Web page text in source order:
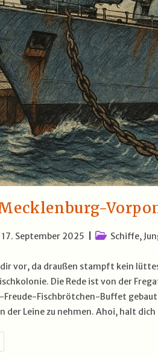
17. September 2025
Beitrags-
Schiffe,
vor, da draußen stampft kein
Die Rede ist von der
Freude-Fischbrötchen-Buffet
der Leine zu nehmen. Ahoi, halt